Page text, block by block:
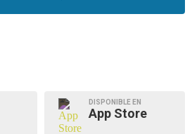
DISPONIBLE EN
App Store